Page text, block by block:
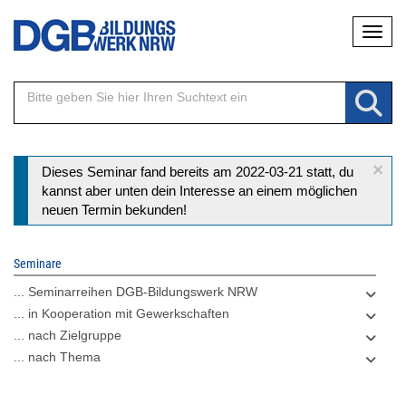
Direkt
Inhalt
×
Statusmeldung
Dieses Seminar fand bereits am 2022-03-21 statt, du
kannst aber unten dein Interesse an einem möglichen
neuen Termin bekunden!
Seminare
... Seminarreihen DGB-Bildungswerk NRW
... in Kooperation mit Gewerkschaften
... nach Zielgruppe
... nach Thema